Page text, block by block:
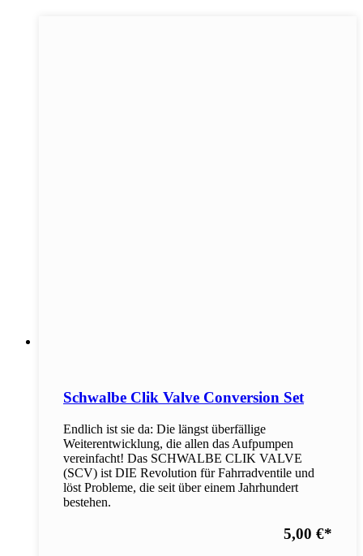
Schwalbe Clik Valve Conversion Set
Endlich ist sie da: Die längst überfällige
Weiterentwicklung, die allen das Aufpumpen
vereinfacht! Das SCHWALBE CLIK VALVE
(SCV) ist DIE Revolution für Fahrradventile und
löst Probleme, die seit über einem Jahrhundert
bestehen.
5,00 €*